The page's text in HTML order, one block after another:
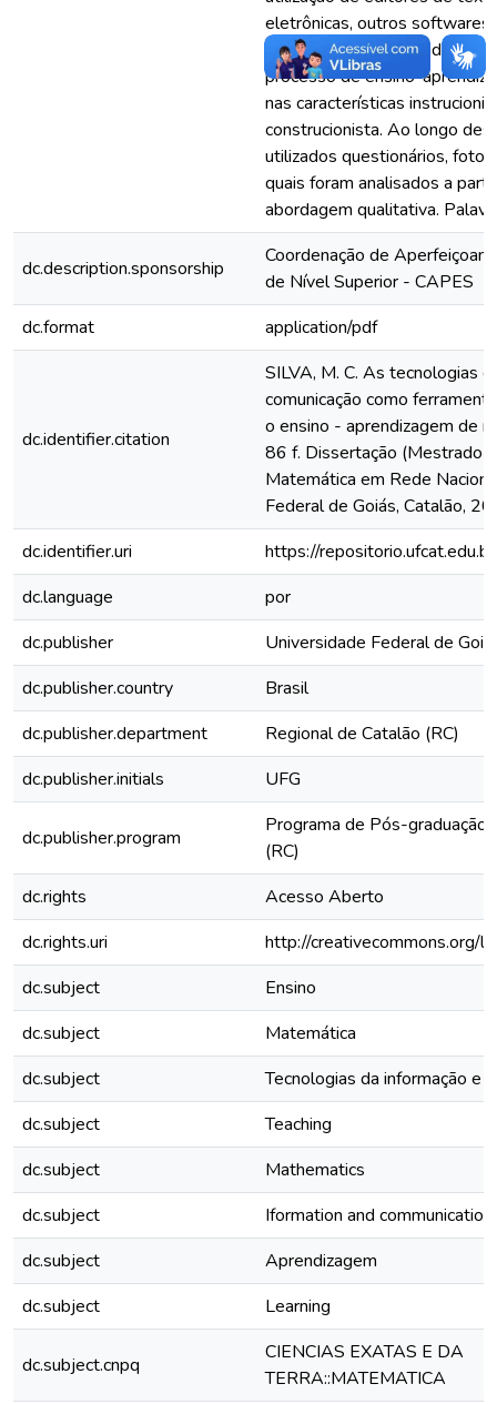
eletrônicas, outros softwares
na internet. As atividades
processo de ensino-
nas características
construcionista. Ao longo
utilizados questionários,
quais foram analisados a
abordagem qualitativa.
dc.description.sponsorship
Coordenação de
de Nível Superior - CAPES
dc.format
application/pdf
dc.identifier.citation
SILVA, M. C. As tecnologias
comunicação como
o ensino - aprendizagem de
86 f. Dissertação (Mestrado
Matemática em Rede
Federal de Goiás, Catalão,
dc.identifier.uri
https://
dc.language
por
dc.publisher
Universidade Federal de
dc.publisher.country
Brasil
dc.publisher.department
Regional de Catalão (RC)
dc.publisher.initials
UFG
dc.publisher.program
Programa de Pós-graduação
(RC)
dc.rights
Acesso Aberto
dc.rights.uri
http://creativecommons.org/
dc.subject
Ensino
dc.subject
Matemática
dc.subject
Tecnologias da informação e
dc.subject
Teaching
dc.subject
Mathematics
dc.subject
Iformation and
dc.subject
Aprendizagem
dc.subject
Learning
dc.subject.cnpq
CIENCIAS EXATAS E DA
TERRA::MATEMATICA